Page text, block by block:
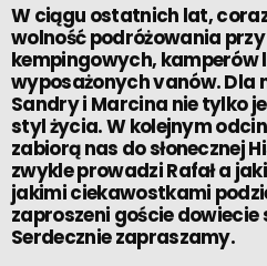
W ciągu ostatnich lat,
wolność podróżowania
kempingowych, kamperów
wyposażonych vanów. Dla
Sandry i Marcina nie tylko
styl życia. W kolejnym
zabiorą nas do słonecznej
zwykle prowadzi Rafał a
jakimi ciekawostkami
zaproszeni goście dowiecie
Serdecznie zapraszamy.